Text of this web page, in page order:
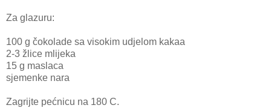
Za glazuru:
100 g čokolade sa visokim udjelom kakaa
2-3 žlice mlijeka
15 g maslaca
sjemenke nara
Zagrijte pećnicu na 180 C.